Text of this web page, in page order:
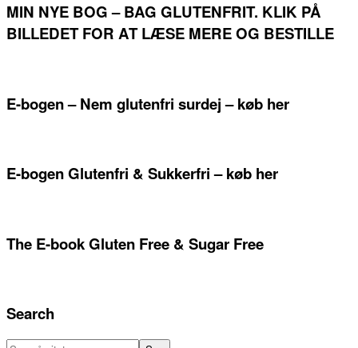
MIN NYE BOG – BAG GLUTENFRIT. KLIK PÅ
BILLEDET FOR AT LÆSE MERE OG BESTILLE
E-bogen – Nem glutenfri surdej – køb her
E-bogen Glutenfri & Sukkerfri – køb her
The E-book Gluten Free & Sugar Free
Search